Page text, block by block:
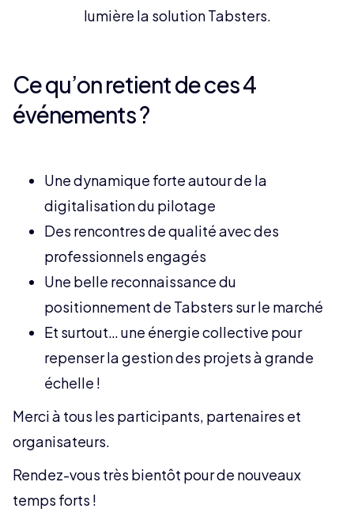
lumière la solution Tabsters.
Ce qu’on retient de ces 4
événements ?
Une dynamique forte autour de la
digitalisation du pilotage
Des rencontres de qualité avec des
professionnels engagés
Une belle reconnaissance du
positionnement de Tabsters sur le marché
Et surtout… une énergie collective pour
repenser la gestion des projets à grande
échelle !
Merci à tous les participants, partenaires et
organisateurs.
Rendez-vous très bientôt pour de nouveaux
temps forts !